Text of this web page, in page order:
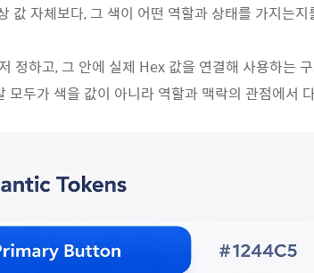
값 자체보다, 그 색이 어떤 역할과 상태를 가지는
정하고, 그 안에 실제 Hex 값을 연결해 사용하는
모두가 색을 값이 아니라 역할과 맥락의 관점에서